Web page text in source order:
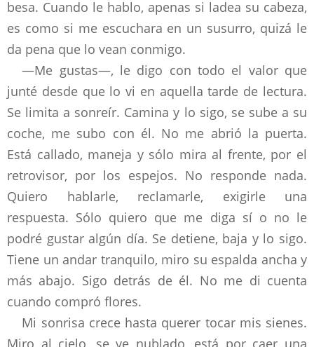
besa. Cuando le hablo, apenas si ladea su cabeza,
es como si me escuchara en un susurro, quizá le
da pena que lo vean conmigo.
—Me gustas—, le digo con todo el valor que
junté desde que lo vi en aquella tarde de lectura.
Se limita a sonreír. Camina y lo sigo, se sube a su
coche, me subo con él. No me abrió la puerta.
Está callado, maneja y sólo mira al frente, por el
retrovisor, por los espejos. No responde nada.
Quiero hablarle, reclamarle, exigirle una
respuesta. Sólo quiero que me diga sí o no le
podré gustar algún día. Se detiene, baja y lo sigo.
Tiene un andar tranquilo, miro su espalda ancha y
más abajo. Sigo detrás de él. No me di cuenta
cuando compró flores.
Mi sonrisa crece hasta querer tocar mis sienes.
Miro al cielo, se ve nublado, está por caer una